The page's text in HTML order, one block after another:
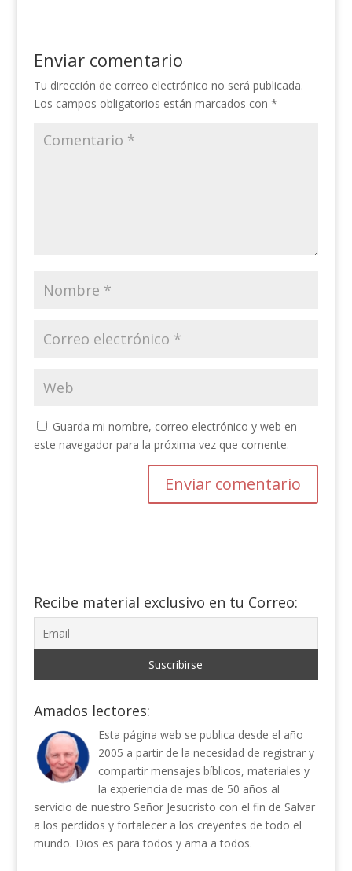
Enviar comentario
Tu dirección de correo electrónico no será publicada.
Los campos obligatorios están marcados con *
Guarda mi nombre, correo electrónico y web en
este navegador para la próxima vez que comente.
Recibe material exclusivo en tu Correo:
Amados lectores:
Esta página web se publica desde el año
2005 a partir de la necesidad de registrar y
compartir mensajes bíblicos, materiales y
la experiencia de mas de 50 años al
servicio de nuestro Señor Jesucristo con el fin de Salvar
a los perdidos y fortalecer a los creyentes de todo el
mundo. Dios es para todos y ama a todos.